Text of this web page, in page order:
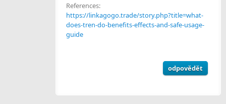
References:
https://linkagogo.trade/story.php?title=what-
does-tren-do-benefits-effects-and-safe-usage-
guide
odpovědět